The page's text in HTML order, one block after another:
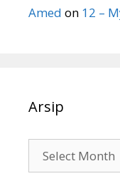
Amed on 12 –
Arsip